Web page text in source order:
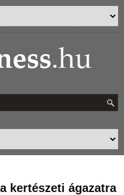
kertészeti ágazatra